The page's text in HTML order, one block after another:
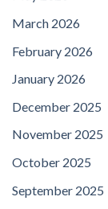
March 2026
February 2026
January 2026
December 2025
November 2025
October 2025
September 2025